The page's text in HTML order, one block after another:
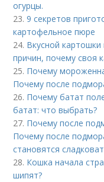
огурцы.
23.9 секретов
картофельное пюре
24. Вкусной картошки
причин, почему своя
25. Почему
Почему после
26. Почему батат
батат: что выбрать?
27. Почему после
Почему после
становятся
28. Кошка начала
шипят?